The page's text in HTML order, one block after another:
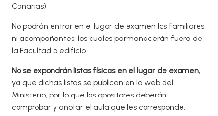
Canarias)
No podrán entrar en el lugar de examen los familiares
ni acompañantes, los cuales permanecerán fuera de
la Facultad o edificio.
No se expondrán listas físicas en el lugar de examen,
ya que dichas listas se publican en la web del
Ministerio, por lo que los opositores deberán
comprobar y anotar el aula que les corresponde.